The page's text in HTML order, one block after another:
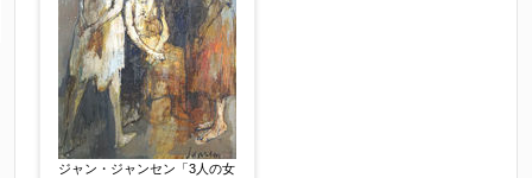
※送信完了後こちらのメールアドレス宛に自動で
送信確認メールをお送りします。もし送信確認メ
ールが受信されない場合は、送信が完了していな
いか、アドレス間違え、迷惑メールフィルター等
により弊社からのお返事も受信できない場合がご
ざいますので、お電話(
ジャン・ジャンセン「3人の女